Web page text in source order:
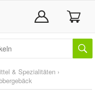
& Spezialitäten ›